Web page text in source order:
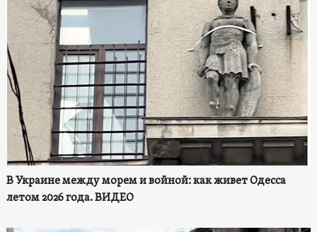
В Украине между морем и войной: как живет Одесса
летом 2026 года. ВИДЕО